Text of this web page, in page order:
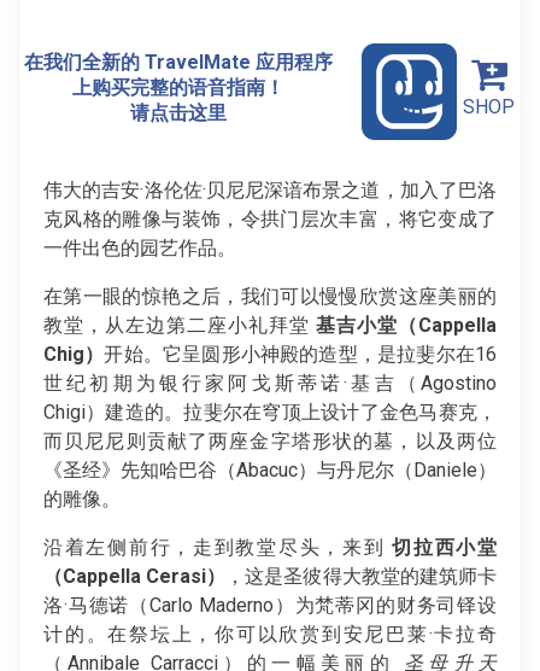
在我们全新的 TravelMate 应用程序
上购买完整的语音指南！
请点击这里
SHOP
伟大的吉安·洛伦佐·贝尼尼深谙布景之道，加入了巴洛
克风格的雕像与装饰，令拱门层次丰富，将它变成了
一件出色的园艺作品。
在第一眼的惊艳之后，我们可以慢慢欣赏这座美丽的
教堂，从左边第二座小礼拜堂 基吉小堂（Cappella
Chig）开始。它呈圆形小神殿的造型，是拉斐尔在16
世纪初期为银行家阿戈斯蒂诺·基吉（Agostino
Chigi）建造的。拉斐尔在穹顶上设计了金色马赛克，
而贝尼尼则贡献了两座金字塔形状的墓，以及两位
《圣经》先知哈巴谷（Abacuc）与丹尼尔（Daniele）
的雕像。
沿着左侧前行，走到教堂尽头，来到切拉西小堂
（Cappella Cerasi）
，这是圣彼得大教堂的建筑师卡
洛·马德诺（Carlo Maderno）为梵蒂冈的财务司铎设
计的。在祭坛上，你可以欣赏到安尼巴莱·卡拉奇
（Annibale Carracci）的一幅美丽的 圣母升天